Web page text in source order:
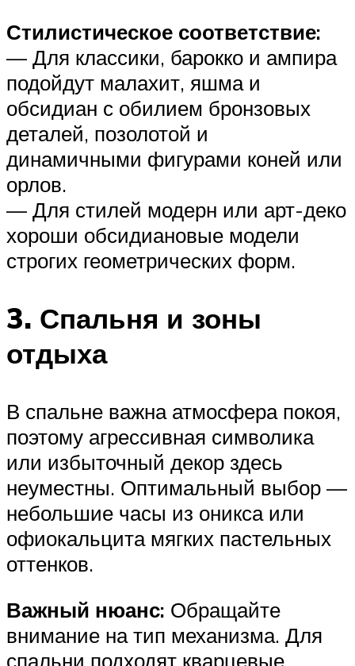
Стилистическое соответствие:
— Для классики, барокко и ампира
подойдут малахит, яшма и
обсидиан с обилием бронзовых
деталей, позолотой и
динамичными фигурами коней или
орлов.
— Для стилей модерн или арт-деко
хороши обсидиановые модели
строгих геометрических форм.
3. Спальня и зоны
отдыха
В спальне важна атмосфера покоя,
поэтому агрессивная символика
или избыточный декор здесь
неуместны. Оптимальный выбор —
небольшие часы из оникса или
офиокальцита мягких пастельных
оттенков.
Важный нюанс: Обращайте
внимание на тип механизма. Для
спальни подходят кварцевые